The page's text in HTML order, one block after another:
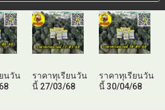
นวัน
ราคาทุเรียนวัน
นี้ 27/03/68
ราคาทุเรียนวัน
นี้ 30/04/68